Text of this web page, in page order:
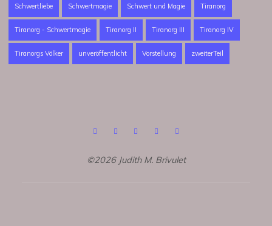
Schwertliebe Schwertmagie Schwert und Magie Tiranorg
Tiranorg - Schwertmagie Tiranorg II Tiranorg III Tiranorg IV
Tiranorgs Völker unveröffentlicht Vorstellung zweiterTeil
©2026 Judith M. Brivulet